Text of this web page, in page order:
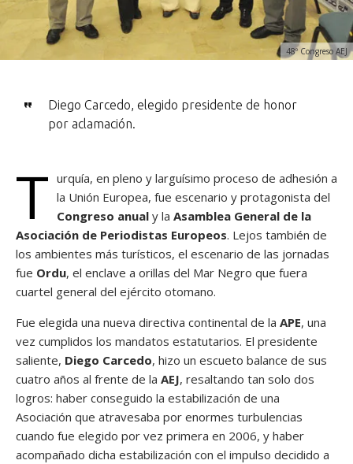
48º Congreso AEJ
Diego Carcedo, elegido presidente de honor
por aclamación.
T urquía, en pleno y larguísimo proceso de adhesión a
la Unión Europea, fue escenario y protagonista del
Congreso anual y la Asamblea General de la
Asociación de Periodistas Europeos. Lejos también de
los ambientes más turísticos, el escenario de las jornadas
fue Ordu, el enclave a orillas del Mar Negro que fuera
cuartel general del ejército otomano.
Fue elegida una nueva directiva continental de la APE, una
vez cumplidos los mandatos estatutarios. El presidente
saliente, Diego Carcedo, hizo un escueto balance de sus
cuatro años al frente de la AEJ, resaltando tan solo dos
logros: haber conseguido la estabilización de una
Asociación que atravesaba por enormes turbulencias
cuando fue elegido por vez primera en 2006, y haber
acompañado dicha estabilización con el impulso decidido a